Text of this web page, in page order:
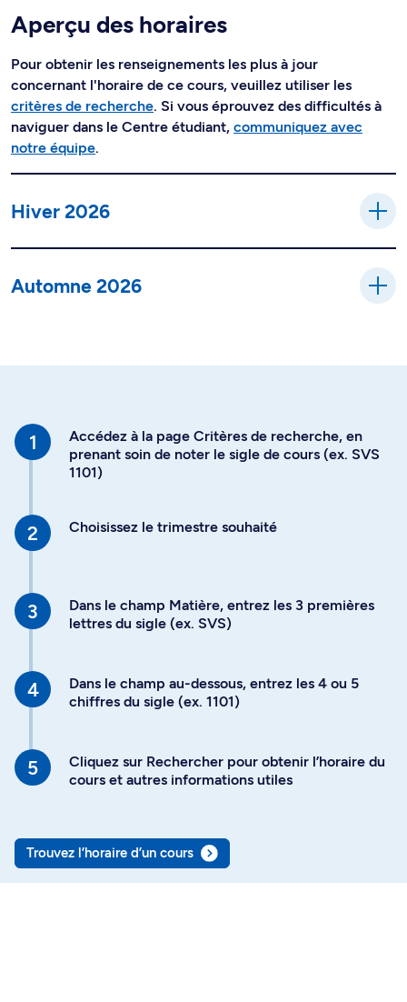
Aperçu des horaires
Pour obtenir les renseignements les plus à jour
concernant l'horaire de ce cours, veuillez utiliser les
critères de recherche. Si vous éprouvez des difficultés à
naviguer dans le Centre étudiant, communiquez avec
notre équipe.
Hiver 2026
Automne 2026
Accédez à la page Critères de recherche, en
prenant soin de noter le sigle de cours (ex. SVS
1101)
Choisissez le trimestre souhaité
Dans le champ Matière, entrez les 3 premières
lettres du sigle (ex. SVS)
Dans le champ au-dessous, entrez les 4 ou 5
chiffres du sigle (ex. 1101)
Cliquez sur Rechercher pour obtenir l’horaire du
cours et autres informations utiles
Trouvez l’horaire d’un cours